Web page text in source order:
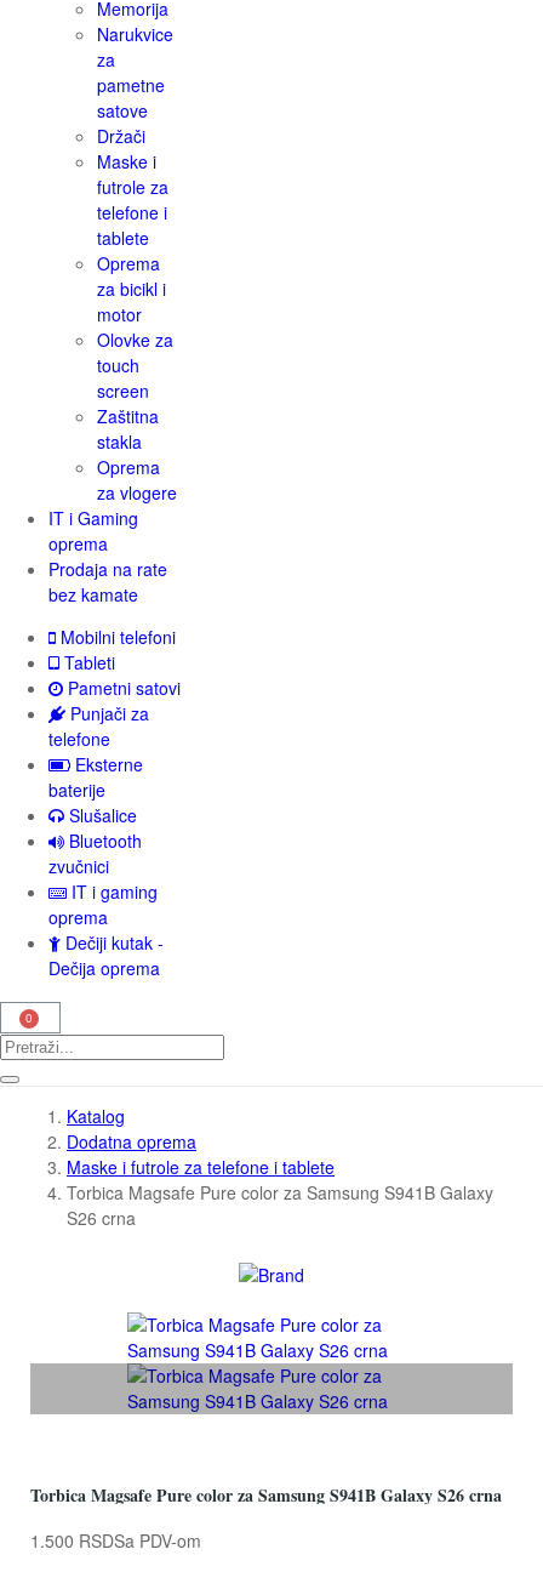
Memorija
Narukvice
za
pametne
satove
Držači
Maske i
futrole za
telefone i
tablete
Oprema
za bicikl i
motor
Olovke za
touch
screen
Zaštitna
stakla
Oprema
za vlogere
IT i Gaming
oprema
Prodaja na rate
bez kamate
Mobilni telefoni
Tableti
Pametni satovi
Punjači za
telefone
Eksterne
baterije
Slušalice
Bluetooth
zvučnici
IT i gaming
oprema
Dečiji kutak -
Dečija oprema
Katalog
Dodatna oprema
Maske i futrole za telefone i tablete
Torbica Magsafe Pure color za Samsung S941B Galaxy
S26 crna
Torbica Magsafe Pure color za Samsung S941B Galaxy S26 crna
1.500 RSDSa PDV-om